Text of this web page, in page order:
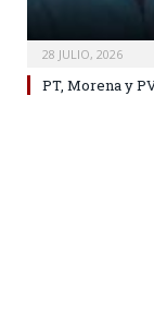
28 JULIO, 2026
PT, Morena y